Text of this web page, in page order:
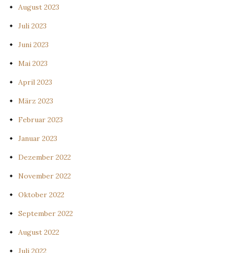
August 2023
Juli 2023
Juni 2023
Mai 2023
April 2023
März 2023
Februar 2023
Januar 2023
Dezember 2022
November 2022
Oktober 2022
September 2022
August 2022
Juli 2022